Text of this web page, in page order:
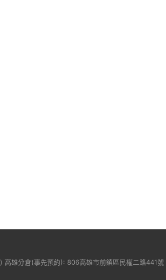
) 高雄分倉(事先預約): 806高雄市前鎮區民權二路441號